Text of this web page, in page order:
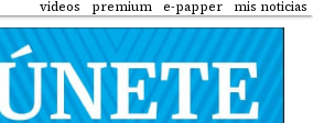
videos premium e-papper mis noticias